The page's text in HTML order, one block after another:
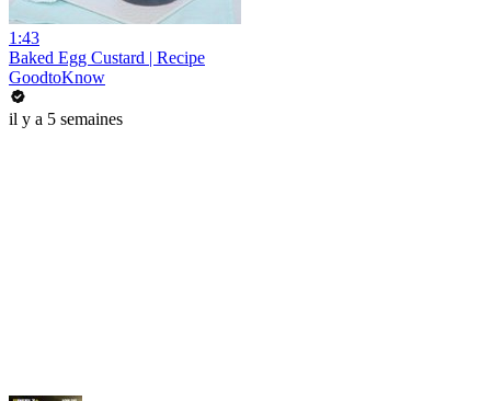
1:43
Baked Egg Custard | Recipe
GoodtoKnow
il y a 5 semaines